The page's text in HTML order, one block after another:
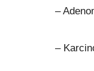
–
–